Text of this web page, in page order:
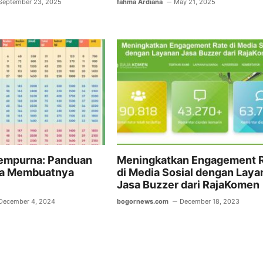
23, 2025 fahma Ardiana May 21, 2025
Panduan
Membuatnya
4, 2024
Meningkatkan Engagement
di Media Sosial dengan
Jasa Buzzer dari RajaKomen
bogornews.com December 18, 2023